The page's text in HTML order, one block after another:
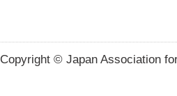
Copyright © Japan Association